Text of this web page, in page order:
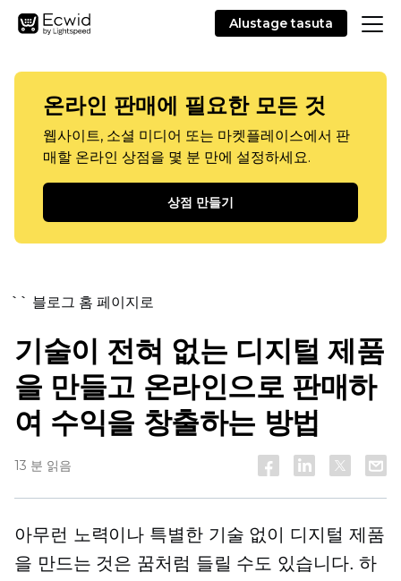
Alustage tasuta
온라인 판매에 필요한 모든 것
웹사이트, 소셜 미디어 또는 마켓플레이스에서 판
매할 온라인 상점을 몇 분 만에 설정하세요.
상점 만들기
`` 블로그 홈 페이지로
기술이 전혀 없는 디지털 제품
을 만들고 온라인으로 판매하
여 수익을 창출하는 방법
13 분 읽음
아무런 노력이나 특별한 기술 없이 디지털 제품
을 만드는 것은 꿈처럼 들릴 수도 있습니다. 하